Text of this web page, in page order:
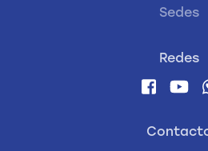
Sedes
Redes